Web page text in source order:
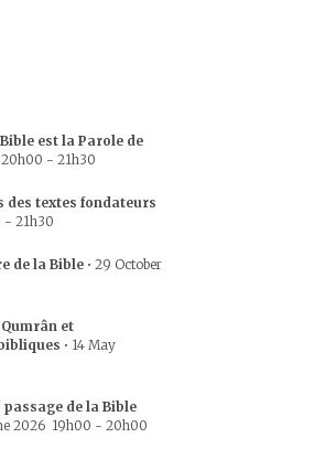
est la Parole de
20h00 - 21h30
des textes fondateurs
- 21h30
de la Bible • 29 October
et
• 14 May
passage de la Bible
2026 19h00 - 20h00